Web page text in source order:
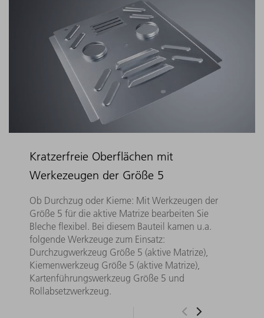
Kratzerfreie Oberflächen mit
Werkezeugen der Größe 5
Ob Durchzug oder Kieme: Mit Werkzeugen der
Größe 5 für die aktive Matrize bearbeiten Sie
Bleche flexibel. Bei diesem Bauteil kamen u.a.
folgende Werkzeuge zum Einsatz:
Durchzugwerkzeug Größe 5 (aktive Matrize),
Kiemenwerkzeug Größe 5 (aktive Matrize),
Kartenführungswerkzeug Größe 5 und
Rollabsetzwerkzeug.